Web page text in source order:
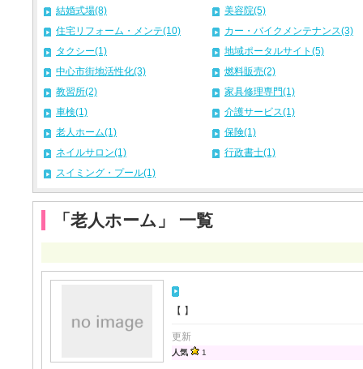
結婚式場(8)
美容院(5)
住宅リフォーム・メンテ(10)
カー・バイクメンテナンス(3)
タクシー(1)
地域ポータルサイト(5)
中心市街地活性化(3)
燃料販売(2)
教習所(2)
家具修理専門(1)
車検(1)
介護サービス(1)
老人ホーム(1)
保険(1)
ネイルサロン(1)
行政書士(1)
スイミング・プール(1)
「老人ホーム」 一覧
【 】
更新
人気 1